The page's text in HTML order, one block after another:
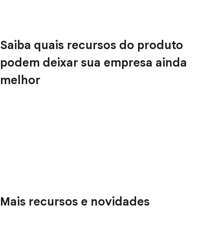
Saiba quais recursos do produto
podem deixar sua empresa ainda
melhor
Mais recursos e novidades